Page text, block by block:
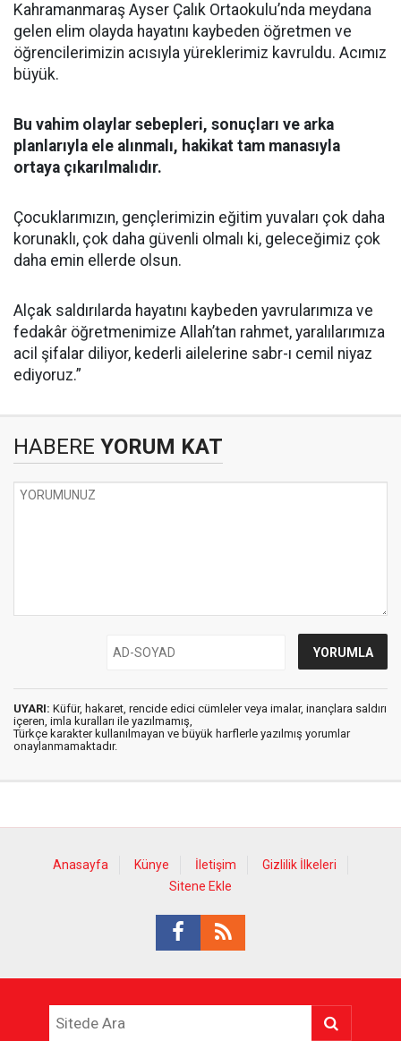
Kahramanmaraş Ayser Çalık Ortaokulu’nda meydana
gelen elim olayda hayatını kaybeden öğretmen ve
öğrencilerimizin acısıyla yüreklerimiz kavruldu. Acımız
büyük.
Bu vahim olaylar sebepleri, sonuçları ve arka
planlarıyla ele alınmalı, hakikat tam manasıyla
ortaya çıkarılmalıdır.
Çocuklarımızın, gençlerimizin eğitim yuvaları çok daha
korunaklı, çok daha güvenli olmalı ki, geleceğimiz çok
daha emin ellerde olsun.
Alçak saldırılarda hayatını kaybeden yavrularımıza ve
fedakâr öğretmenimize Allah’tan rahmet, yaralılarımıza
acil şifalar diliyor, kederli ailelerine sabr-ı cemil niyaz
ediyoruz.”
HABERE YORUM KAT
UYARI: Küfür, hakaret, rencide edici cümleler veya imalar, inançlara saldırı
içeren, imla kuralları ile yazılmamış,
Türkçe karakter kullanılmayan ve büyük harflerle yazılmış yorumlar
onaylanmamaktadır.
Anasayfa Künye İletişim
Gizlilik İlkeleri
Sitene Ekle